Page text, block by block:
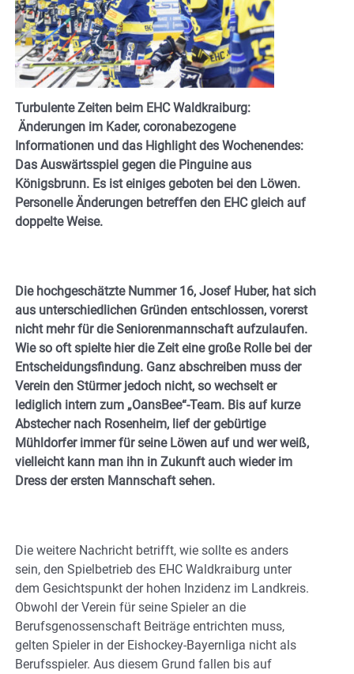
Turbulente Zeiten beim EHC Waldkraiburg:
Änderungen im Kader, coronabezogene
Informationen und das Highlight des Wochenendes:
Das Auswärtsspiel gegen die Pinguine aus
Königsbrunn. Es ist einiges geboten bei den Löwen.
Personelle Änderungen betreffen den EHC gleich auf
doppelte Weise.
Die hochgeschätzte Nummer 16, Josef Huber, hat sich
aus unterschiedlichen Gründen entschlossen, vorerst
nicht mehr für die Seniorenmannschaft aufzulaufen.
Wie so oft spielte hier die Zeit eine große Rolle bei der
Entscheidungsfindung. Ganz abschreiben muss der
Verein den Stürmer jedoch nicht, so wechselt er
lediglich intern zum „OansBee“-Team. Bis auf kurze
Abstecher nach Rosenheim, lief der gebürtige
Mühldorfer immer für seine Löwen auf und wer weiß,
vielleicht kann man ihn in Zukunft auch wieder im
Dress der ersten Mannschaft sehen.
Die weitere Nachricht betrifft, wie sollte es anders
sein, den Spielbetrieb des EHC Waldkraiburg unter
dem Gesichtspunkt der hohen Inzidenz im Landkreis.
Obwohl der Verein für seine Spieler an die
Berufsgenossenschaft Beiträge entrichten muss,
gelten Spieler in der Eishockey-Bayernliga nicht als
Berufsspieler. Aus diesem Grund fallen bis auf